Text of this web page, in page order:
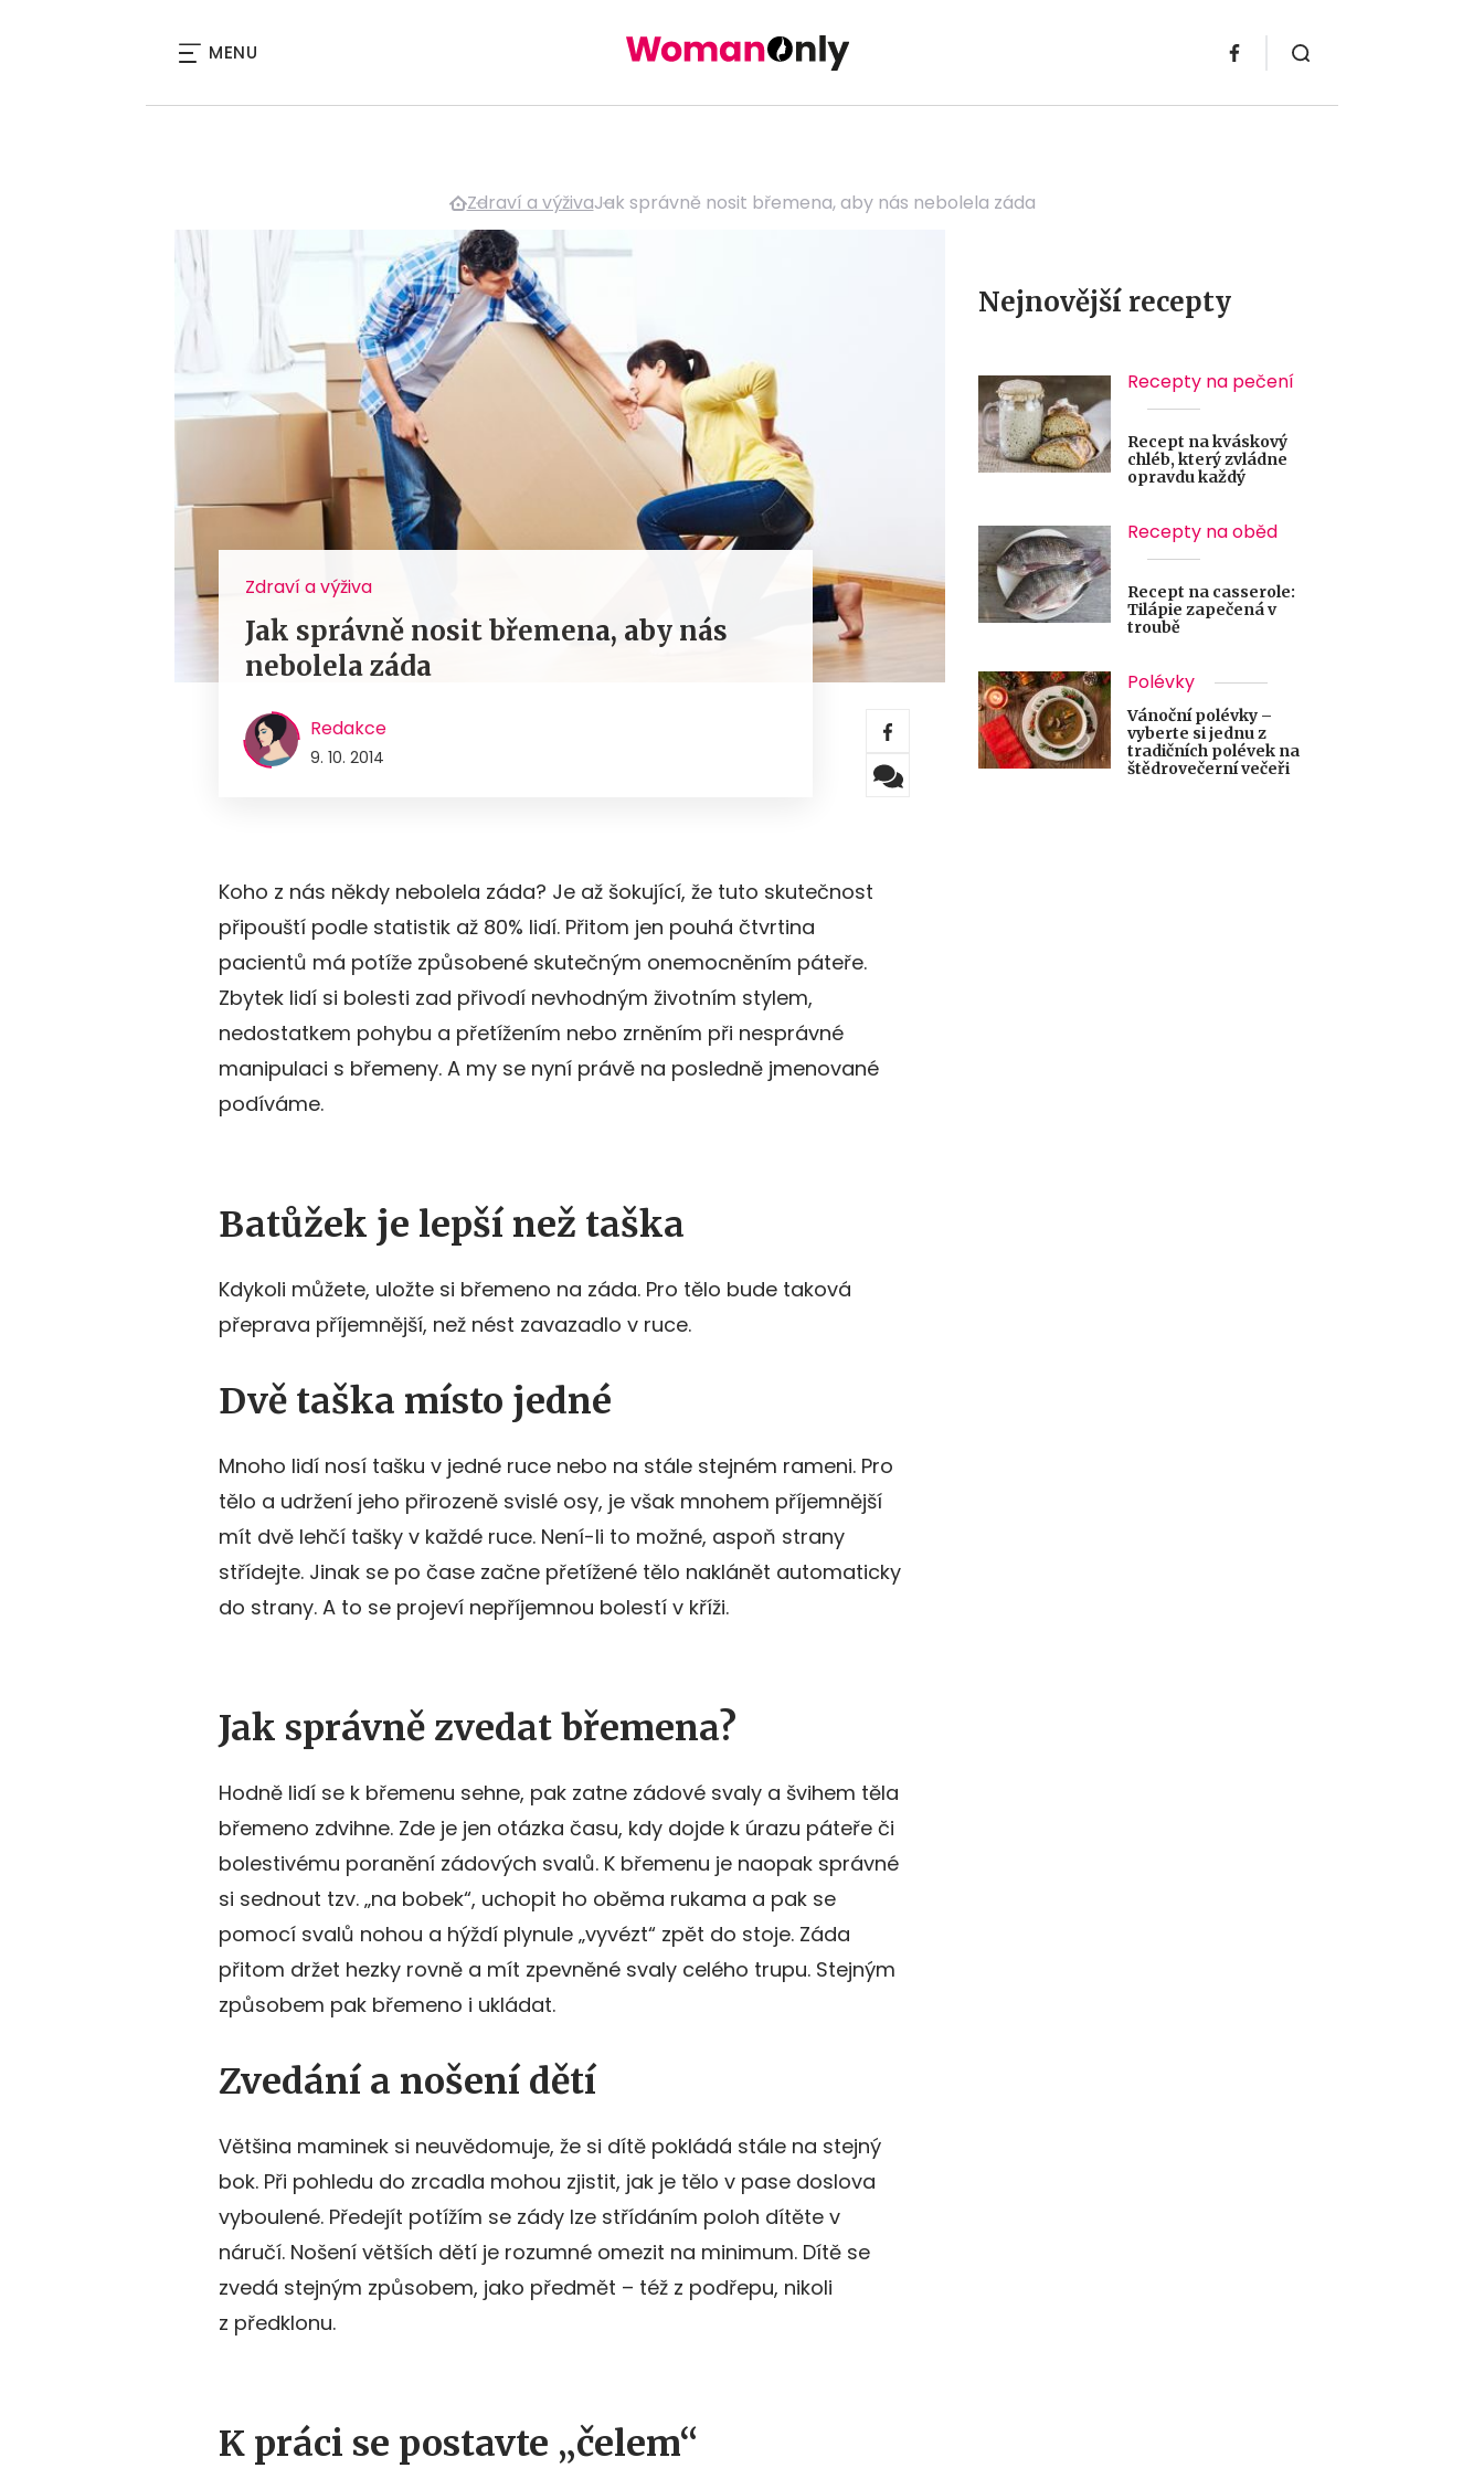
MENU
Zdraví a výživaJak správně nosit břemena, aby nás nebolela záda
Zdraví a výživa
Jak správně nosit břemena, aby nás
nebolela záda
Redakce
9. 10. 2014
Koho z nás někdy nebolela záda? Je až šokující, že tuto skutečnost
připouští podle statistik až 80% lidí. Přitom jen pouhá čtvrtina
pacientů má potíže způsobené skutečným onemocněním páteře.
Zbytek lidí si bolesti zad přivodí nevhodným životním stylem,
nedostatkem pohybu a přetížením nebo zrněním při nesprávné
manipulaci s břemeny. A my se nyní právě na posledně jmenované
podíváme.
Batůžek je lepší než taška
Kdykoli můžete, uložte si břemeno na záda. Pro tělo bude taková
přeprava příjemnější, než nést zavazadlo v ruce.
Dvě taška místo jedné
Mnoho lidí nosí tašku v jedné ruce nebo na stále stejném rameni. Pro
tělo a udržení jeho přirozeně svislé osy, je však mnohem příjemnější
mít dvě lehčí tašky v každé ruce. Není-li to možné, aspoň strany
střídejte. Jinak se po čase začne přetížené tělo naklánět automaticky
do strany. A to se projeví nepříjemnou bolestí v kříži.
Jak správně zvedat břemena?
Hodně lidí se k břemenu sehne, pak zatne zádové svaly a švihem těla
břemeno zdvihne. Zde je jen otázka času, kdy dojde k úrazu páteře či
bolestivému poranění zádových svalů. K břemenu je naopak správné
si sednout tzv. „na bobek“, uchopit ho oběma rukama a pak se
pomocí svalů nohou a hýždí plynule „vyvézt“ zpět do stoje. Záda
přitom držet hezky rovně a mít zpevněné svaly celého trupu. Stejným
způsobem pak břemeno i ukládat.
Zvedání a nošení dětí
Většina maminek si neuvědomuje, že si dítě pokládá stále na stejný
bok. Při pohledu do zrcadla mohou zjistit, jak je tělo v pase doslova
vyboulené. Předejít potížím se zády lze střídáním poloh dítěte v
náručí. Nošení větších dětí je rozumné omezit na minimum. Dítě se
zvedá stejným způsobem, jako předmět – též z podřepu, nikoli
z předklonu.
K práci se postavte „čelem“
Nejnovější recepty
Recepty na pečení
Recept na kváskový
chléb, který zvládne
opravdu každý
Recepty na oběd
Recept na casserole:
Tilápie zapečená v
troubě
Polévky
Vánoční polévky –
vyberte si jednu z
tradičních polévek na
štědrovečerní večeři